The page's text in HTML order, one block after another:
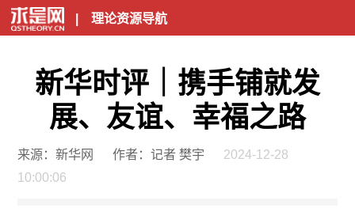
| 理论资源导航
新华时评｜携手铺就发
展、友谊、幸福之路
来源：新华网 作者：记者 樊宇
2024-12-28
10:00:06